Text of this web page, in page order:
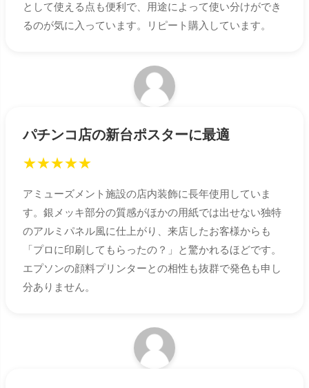
として使える点も便利で、用途によって使い分けができ
るのが気に入っています。リピート購入しています。
パチンコ店の新台ポスターに最適
★★★★★
アミューズメント施設の店内装飾に長年使用していま
す。銀メッキ部分の質感がほかの用紙では出せない独特
のアルミパネル風に仕上がり、来店したお客様からも
「プロに印刷してもらったの？」と驚かれるほどです。
エプソンの顔料プリンターとの相性も抜群で発色も申し
分ありません。